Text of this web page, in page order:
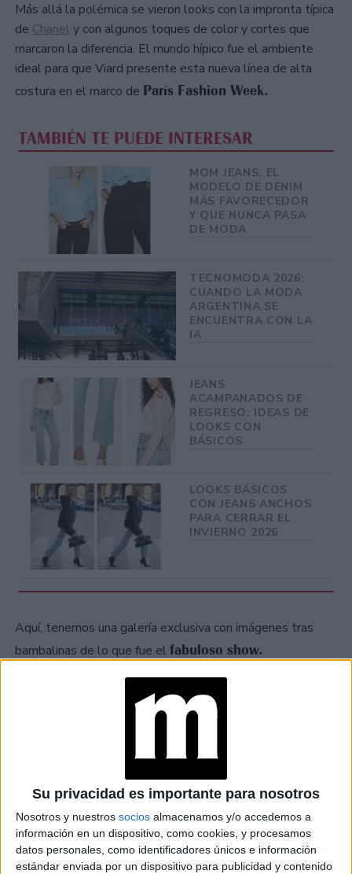
Su privacidad es importante para nosotros
Nosotros y nuestros socios almacenamos y/o accedemos a
información en un dispositivo, como cookies, y procesamos
datos personales, como identificadores únicos e información
estándar enviada por un dispositivo para publicidad y contenido
Más allá la polémica se vieron looks con la impronta típica
de Chanely con algunos toques de color y cortes que
marcaron la diferencia. El mundo hípico fue el ambiente
ideal para que Viard presente esta nueva línea de alta
costura en el marco de París Fashion Week.
TAMBIÉN TE PUEDE INTERESAR
MOM JEANS: EL
MODELO DE DENIM
MÁS FAVORECEDOR
Y QUE NUNCA PASA
DE MODA
TECNOMODA 2026:
CUANDO LA MODA
ARGENTINA SE
ENCUENTRA CON LA
IA
JEANS
ACAMPANADOS DE
REGRESO: IDEAS DE
LOOKS CON
BÁSICOS
LOOKS BÁSICOS
CON JEANS ANCHOS
PARA CERRAR EL
INVIERNO 2026
Aquí, tenemos una galería exclusiva con imágenes tras
bambalinas de lo que fue el fabuloso show.
at Redacción Marie Claire